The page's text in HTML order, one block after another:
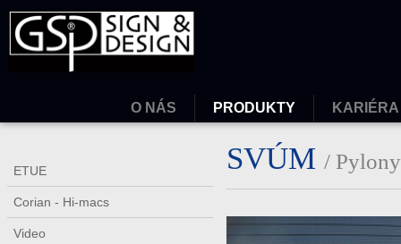
O NÁS PRODUKTY KARIÉRA
ETUE
Corian - Hi-macs
Video
SVÚM /